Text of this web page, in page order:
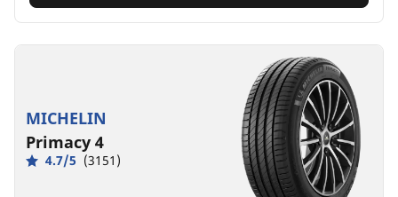
MICHELIN
Primacy 4
4.7/5 (3151)